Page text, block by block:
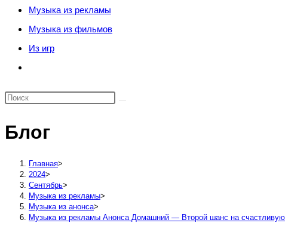
сайту
Музыка из рекламы
Музыка из фильмов
Из игр
по
сайту
Блог
Главная>
2024>
Сентябрь>
Музыка из рекламы>
Музыка из анонса>
Музыка из рекламы Анонса Домашний — Второй шанс на